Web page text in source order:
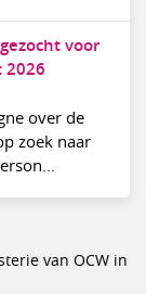
voor
2026
over de
zoek naar
van OCW in